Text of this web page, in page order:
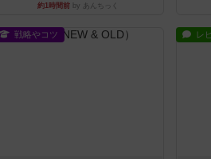
約1時間前 by あんちっく
戦略やコツ レ